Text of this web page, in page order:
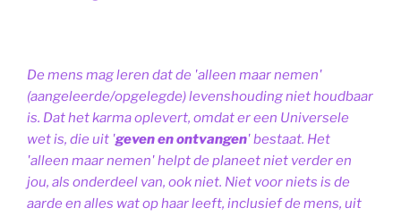
De mens mag leren dat de 'alleen maar nemen'
(aangeleerde/opgelegde) levenshouding niet houdbaar
is. Dat het karma oplevert, omdat er een Universele
wet is, die uit 'geven en ontvangen' bestaat. Het
'alleen maar nemen' helpt de planeet niet verder en
jou, als onderdeel van, ook niet. Niet voor niets is de
aarde en alles wat op haar leeft, inclusief de mens, uit